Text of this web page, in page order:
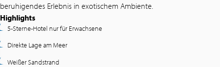
beruhigendes Erlebnis in exotischem Ambiente.
Highlights
5-Sterne-Hotel nur für Erwachsene
Direkte Lage am Meer
Weißer Sandstrand